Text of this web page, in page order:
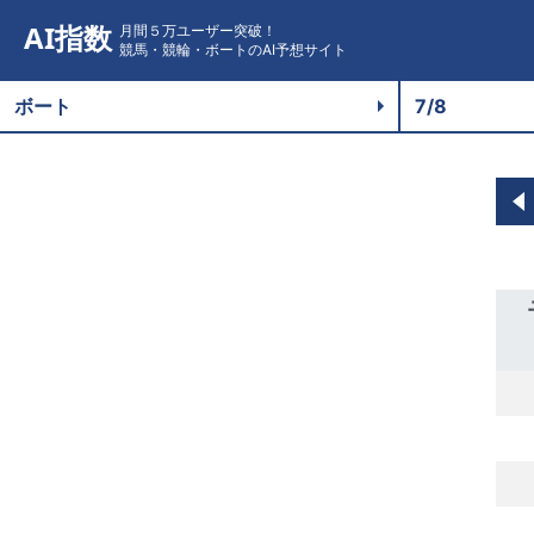
AI指数 月間５万ユーザー突破！
競馬・競輪・ボートのAI予想サイト